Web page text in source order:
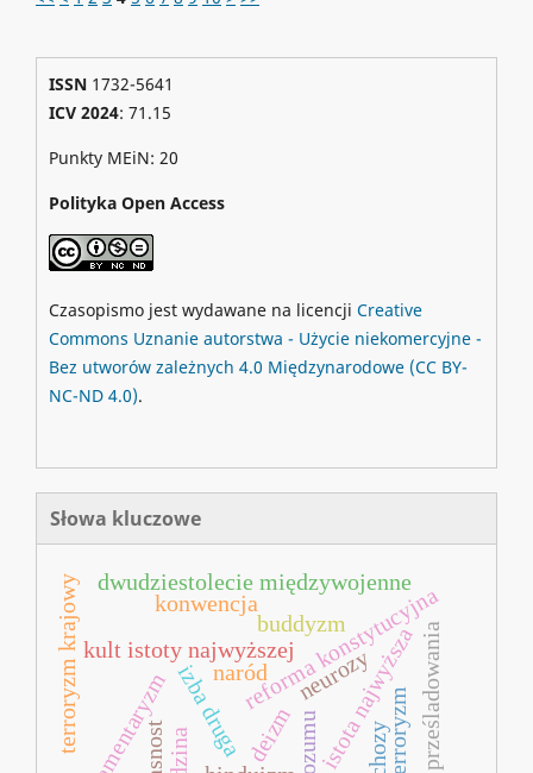
ISSN1732-5641
ICV 2024: 71.15
Punkty MEiN: 20
Polityka Open Access
Czasopismo jest wydawane na licencji Creative
Commons Uznanie autorstwa - Użycie niekomercyjne -
Bez utworów zależnych 4.0 Międzynarodowe (CC BY-
NC-ND 4.0).
Słowa kluczowe
reforma konstytucyjna
istota najwyższa
kult istoty najwyższej
dwudziestolecie międzywojenne
izba druga
parlamentaryzm prześladowania
buddyzm
terroryzm krajowy konwencja
deizm
neurozy
naród